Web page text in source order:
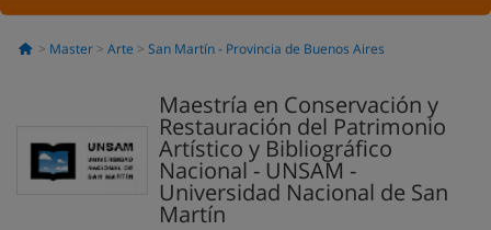
Master Arte San Martín - Provincia de Buenos Aires
Maestría en Conservación y
Restauración del Patrimonio
Artístico y Bibliográfico
Nacional - UNSAM -
Universidad Nacional de San
Martín